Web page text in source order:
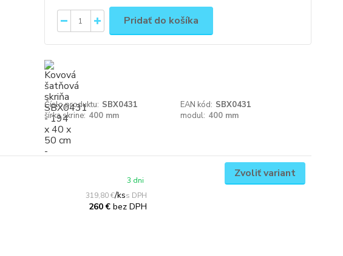
Pridať do košíka
Číslo produktu: SBX0431 EAN kód: SBX0431
šírka skrine: 400 mm modul: 400 mm
319,80 €/ks
260 €bez DPH
3 dni
Zvoliť variant